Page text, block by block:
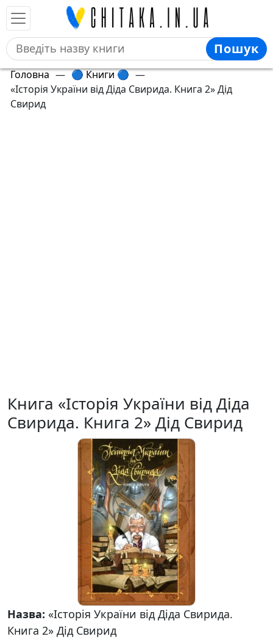
Пошук
Головна — 🔵 Книги 🔵 —
«Історія України від Діда Свирида. Книга 2» Дід
Свирид
Книга «Історія України від Діда
Свирида. Книга 2» Дід Свирид
Назва: «Історія України від Діда Свирида.
Книга 2» Дід Свирид